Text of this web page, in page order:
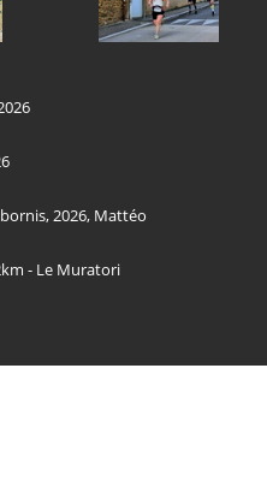
,2026, Mattéo
- Le Muratori